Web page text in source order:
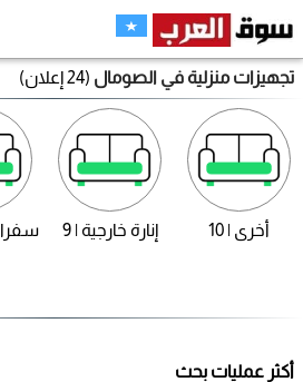
تجهيزات منزلية في الصومال (24 إعلان)
أخرى | 10 إنارة خارجية | 9
أكثر عمليات بحث